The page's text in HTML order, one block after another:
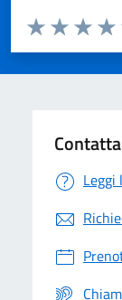
Valuta da 1 a 5
Valuta
Valuta 2
Valuta 1 stelle
Leggi